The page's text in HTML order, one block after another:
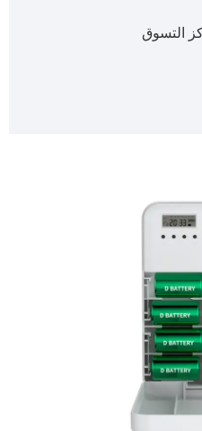
التسوق